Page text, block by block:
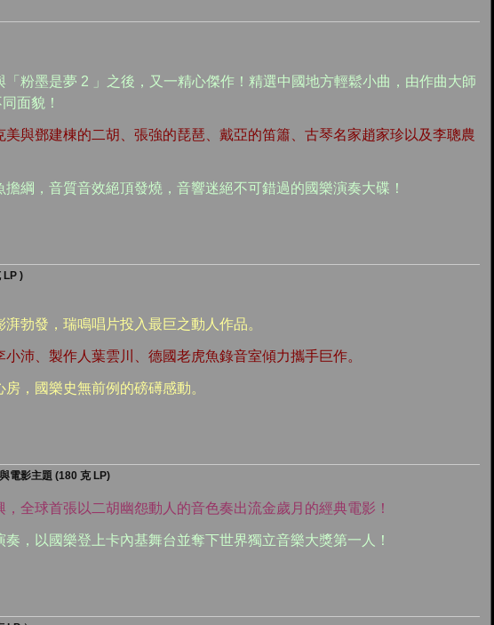
粉墨是夢 2 」之後，又一精心傑作！精選中國地方輕鬆小曲，由作曲大師
面貌！
與鄧建棟的二胡、張強的琵琶、戴亞的笛簫、古琴名家趙家珍以及李聰農
綱，音質音效絕頂發燒，音響迷絕不可錯過的國樂演奏大碟！
LP )
勃發，瑞鳴唱片投入最巨之動人作品。
沛、製作人葉雲川、德國老虎魚錄音室傾力攜手巨作。
，國樂史無前例的磅礡感動。
電影主題 (180 克 LP)
全球首張以二胡幽怨動人的音色奏出流金歲月的經典電影！
，以國樂登上卡內基舞台並奪下世界獨立音樂大獎第一人！